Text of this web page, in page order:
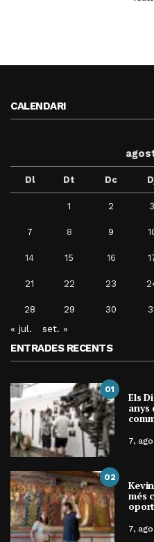
CALENDARI
Dl Dt Dc
1 2 3
7 8 9
14 15 16
21 22 23
28 29 30
« jul. set. »
ENTRADES RECENTS
01
Els
anys
7,
02
més
7,